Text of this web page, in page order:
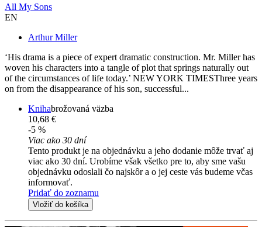
All My Sons
EN
Arthur Miller
‘His drama is a piece of expert dramatic construction. Mr. Miller has
woven his characters into a tangle of plot that springs naturally out
of the circumstances of life today.’ NEW YORK TIMESThree years
on from the disappearance of his son, successful...
Knihabrožovaná väzba
10,68 €
-5 %
Viac ako 30 dní
Tento produkt je na objednávku a jeho dodanie môže trvať aj
viac ako 30 dní. Urobíme však všetko pre to, aby sme vašu
objednávku odoslali čo najskôr a o jej ceste vás budeme včas
informovať.
Pridať do zoznamu
Vložiť do košíka